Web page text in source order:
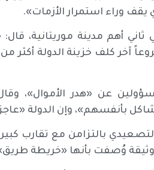
يقف وراء استمرار الأزمات».
أهم مدينة موريتانية،
عن «هدر الأموال»،
بأنفسهم»، وإن الدولة
بالتزامن مع تقارب
وُصفت بأنها «خريطة طريق»